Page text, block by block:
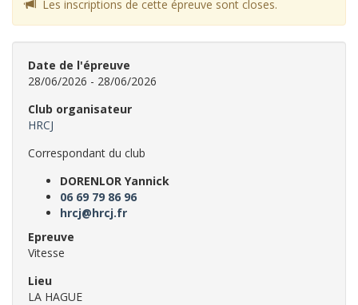
Les inscriptions de cette épreuve sont closes.
Date de l'épreuve
28/06/2026 - 28/06/2026
Club organisateur
HRCJ
Correspondant du club
DORENLOR Yannick
06 69 79 86 96
hrcj@hrcj.fr
Epreuve
Vitesse
Lieu
LA HAGUE